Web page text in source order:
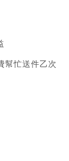
幫忙送件乙次